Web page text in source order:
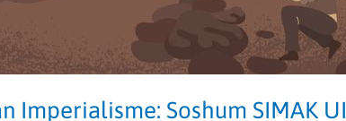
Imperialisme: Soshum SIMAK UI